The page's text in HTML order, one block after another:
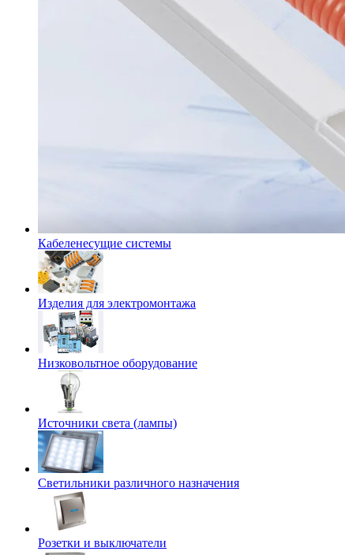
Кабеленесущие системы
Изделия для электромонтажа
Низковольтное оборудование
Источники света (лампы)
Светильники различного назначения
Розетки и выключатели